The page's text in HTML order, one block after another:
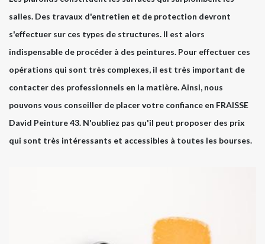
salles. Des travaux d'entretien et de protection devront
s'effectuer sur ces types de structures. Il est alors
indispensable de procéder à des peintures. Pour effectuer ces
opérations qui sont très complexes, il est très important de
contacter des professionnels en la matière. Ainsi, nous
pouvons vous conseiller de placer votre confiance en FRAISSE
David Peinture 43. N'oubliez pas qu'il peut proposer des prix
qui sont très intéressants et accessibles à toutes les bourses.